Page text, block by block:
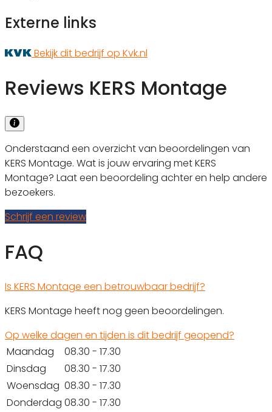
Externe links
Bekijk dit bedrijf op Kvk.nl
Reviews KERS Montage
Onderstaand een overzicht van beoordelingen van
KERS Montage. Wat is jouw ervaring met KERS
Montage? Laat een beoordeling achter en help andere
bezoekers.
Schrijf een review
FAQ
Is KERS Montage een betrouwbaar bedrijf?
KERS Montage heeft nog geen beoordelingen.
Op welke dagen en tijden is dit bedrijf geopend?
Maandag
08.30 - 17.30
Dinsdag
08.30 - 17.30
Woensdag 08.30 - 17.30
Donderdag 08.30 - 17.30